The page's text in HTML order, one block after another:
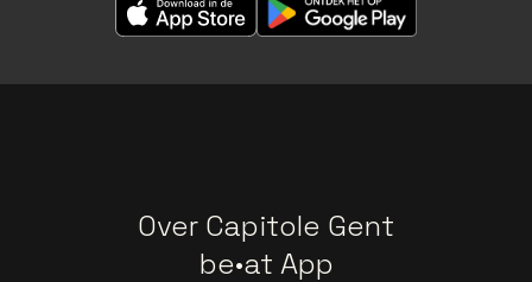
Over Capitole Gent
be•at App